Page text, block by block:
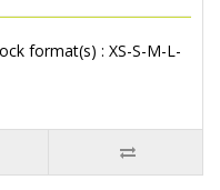
format(s) : XS-S-M-L-